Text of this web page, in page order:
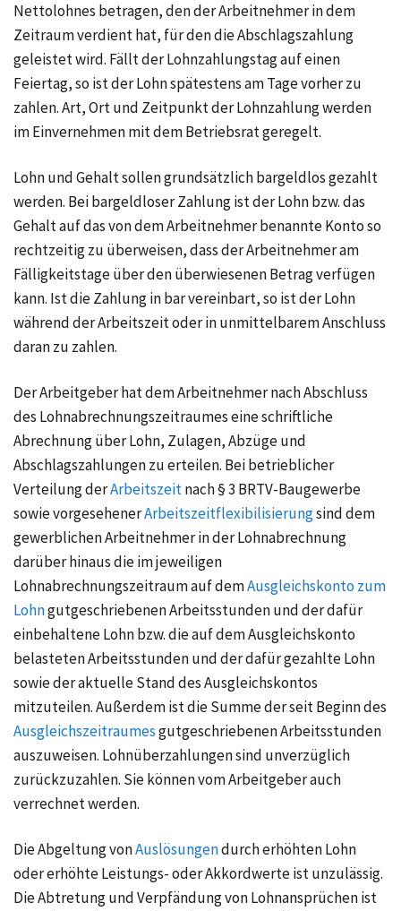
Nettolohnes betragen, den der Arbeitnehmer in dem
Zeitraum verdient hat, für den die Abschlagszahlung
geleistet wird. Fällt der Lohnzahlungstag auf einen
Feiertag, so ist der Lohn spätestens am Tage vorher zu
zahlen. Art, Ort und Zeitpunkt der Lohnzahlung werden
im Einvernehmen mit dem Betriebsrat geregelt.
Lohn und Gehalt sollen grundsätzlich bargeldlos gezahlt
werden. Bei bargeldloser Zahlung ist der Lohn bzw. das
Gehalt auf das von dem Arbeitnehmer benannte Konto so
rechtzeitig zu überweisen, dass der Arbeitnehmer am
Fälligkeitstage über den überwiesenen Betrag verfügen
kann. Ist die Zahlung in bar vereinbart, so ist der Lohn
während der Arbeitszeit oder in unmittelbarem Anschluss
daran zu zahlen.
Der Arbeitgeber hat dem Arbeitnehmer nach Abschluss
des Lohnabrechnungszeitraumes eine schriftliche
Abrechnung über Lohn, Zulagen, Abzüge und
Abschlagszahlungen zu erteilen. Bei betrieblicher
Verteilung derArbeitszeitnach§ 3 BRTV-Baugewerbe
sowie vorgesehenerArbeitszeitflexibilisierungsind dem
gewerblichen Arbeitnehmer in der Lohnabrechnung
darüber hinaus die im jeweiligen
Lohnabrechnungszeitraum auf demAusgleichskonto zum
Lohngutgeschriebenen Arbeitsstunden und der dafür
einbehaltene Lohn bzw. die auf dem Ausgleichskonto
belasteten Arbeitsstunden und der dafür gezahlte Lohn
sowie der aktuelle Stand des Ausgleichskontos
mitzuteilen. Außerdem ist die Summe der seit Beginn des
Ausgleichszeitraumesgutgeschriebenen Arbeitsstunden
auszuweisen. Lohnüberzahlungen sind unverzüglich
zurückzuzahlen. Sie können vom Arbeitgeber auch
verrechnet werden.
Die Abgeltung vonAuslösungendurch erhöhten Lohn
oder erhöhte Leistungs- oder Akkordwerte ist unzulässig.
Die Abtretung und Verpfändung von Lohnansprüchen ist